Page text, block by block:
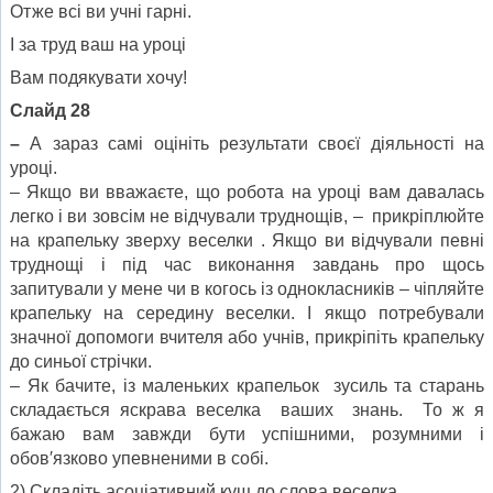
Отже всі ви учні гарні.
І за труд ваш на уроці
Вам подякувати хочу!
Слайд 28
– А зараз самі оцініть результати своєї діяльності на
уроці.
– Якщо ви вважаєте, що робота на уроці вам давалась
легко і ви зовсім не відчували труднощів, – прикріплюйте
на крапельку зверху веселки . Якщо ви відчували певні
труднощі і під час виконання завдань про щось
запитували у мене чи в когось із однокласників – чіпляйте
крапельку на середину веселки. І якщо потребували
значної допомоги вчителя або учнів, прикріпіть крапельку
до синьої стрічки.
– Як бачите, із маленьких крапельок зусиль та старань
складається яскрава веселка ваших знань. То ж я
бажаю вам завжди бути успішними, розумними і
обов′язково упевненими в собі.